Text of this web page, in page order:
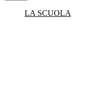
LA SCUOLA